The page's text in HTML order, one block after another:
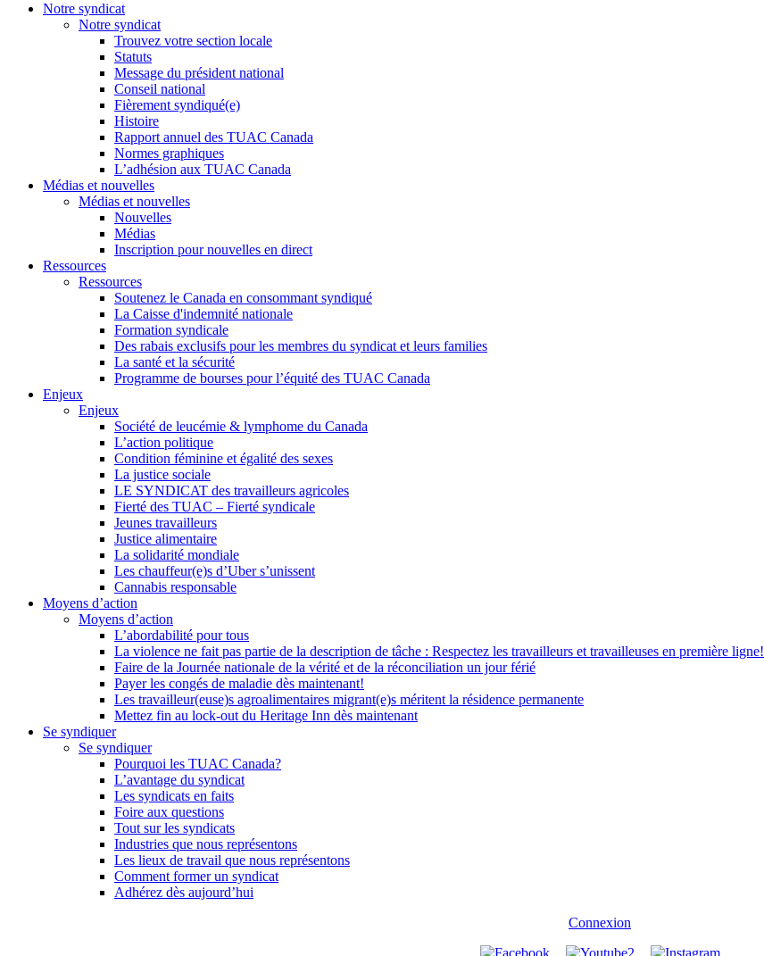
Notre syndicat
Notre syndicat
Trouvez votre section locale
Statuts
Message du président national
Conseil national
Fièrement syndiqué(e)
Histoire
Rapport annuel des TUAC Canada
Normes graphiques
L’adhésion aux TUAC Canada
Médias et nouvelles
Médias et nouvelles
Nouvelles
Médias
Inscription pour nouvelles en direct
Ressources
Ressources
Soutenez le Canada en consommant syndiqué
La Caisse d'indemnité nationale
Formation syndicale
Des rabais exclusifs pour les membres du syndicat et leurs families
La santé et la sécurité
Programme de bourses pour l’équité des TUAC Canada
Enjeux
Enjeux
Société de leucémie & lymphome du Canada
L’action politique
Condition féminine et égalité des sexes
La justice sociale
LE SYNDICAT des travailleurs agricoles
Fierté des TUAC – Fierté syndicale
Jeunes travailleurs
Justice alimentaire
La solidarité mondiale
Les chauffeur(e)s d’Uber s’unissent
Cannabis responsable
Moyens d’action
Moyens d’action
L’abordabilité pour tous
La violence ne fait pas partie de la description de tâche : Respectez les travailleurs et travailleuses en première ligne!
Faire de la Journée nationale de la vérité et de la réconciliation un jour férié
Payer les congés de maladie dès maintenant!
Les travailleur(euse)s agroalimentaires migrant(e)s méritent la résidence permanente
Mettez fin au lock-out du Heritage Inn dès maintenant
Se syndiquer
Se syndiquer
Pourquoi les TUAC Canada?
L’avantage du syndicat
Les syndicats en faits
Foire aux questions
Tout sur les syndicats
Industries que nous représentons
Les lieux de travail que nous représentons
Comment former un syndicat
Adhérez dès aujourd’hui
Connexion